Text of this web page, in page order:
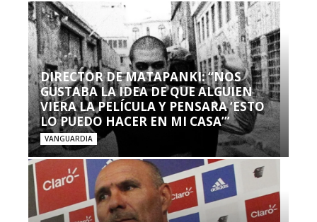
DIRECTOR DE MATAPANKI: “NOS
GUSTABA LA IDEA DE QUE ALGUIEN
VIERA LA PELÍCULA Y PENSARA ‘ESTO
LO PUEDO HACER EN MI CASA’”
VANGUARDIA